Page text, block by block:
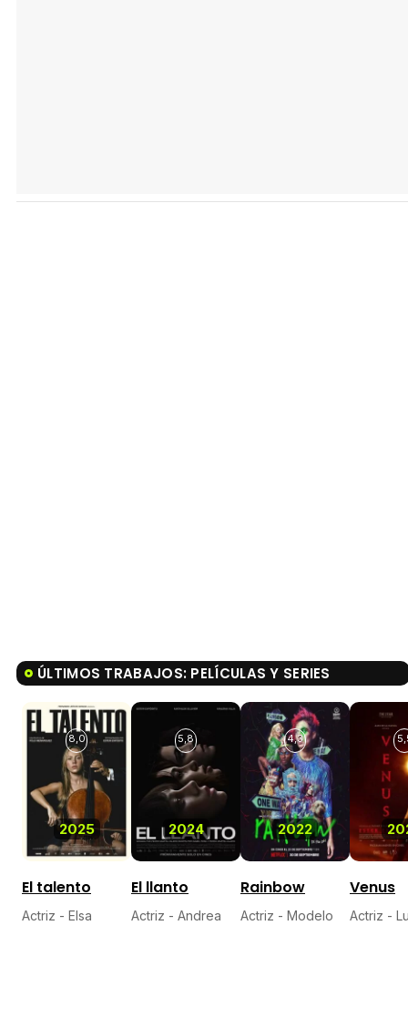
ÚLTIMOS TRABAJOS: PELÍCULAS Y SERIES
2025
8,0
El talento
Actriz - Elsa
2024
5,8
El llanto
Actriz - Andrea
2022
4,3
Rainbow
Actriz - Modelo
Venus
Actriz -